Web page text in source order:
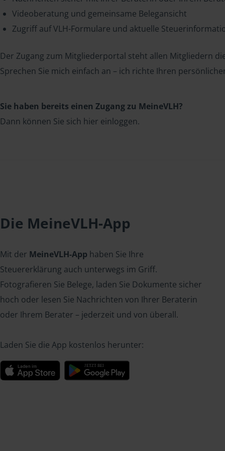
Videoberatung und gemeinsame Belegansicht
Zugriff auf VLH-Formulare und aktuelle
Der Zugang zum Mitgliederportal steht allen Mitgliedern
Sprechen Sie mich einfach an – ich richte Ihren
Sie haben bereits einen Zugang zu MeineVLH?
Dann können Sie sich hier einloggen.
Die MeineVLH-App
Mit der MeineVLH-App haben Sie Ihre
Steuererklärung auch unterwegs im Griff.
Fotografieren Sie Belege, laden Sie Dokumente sicher
hoch oder lesen Sie Nachrichten von Ihrer Beraterin
oder Ihrem Berater – jederzeit und von überall.
Laden Sie die App kostenlos herunter: